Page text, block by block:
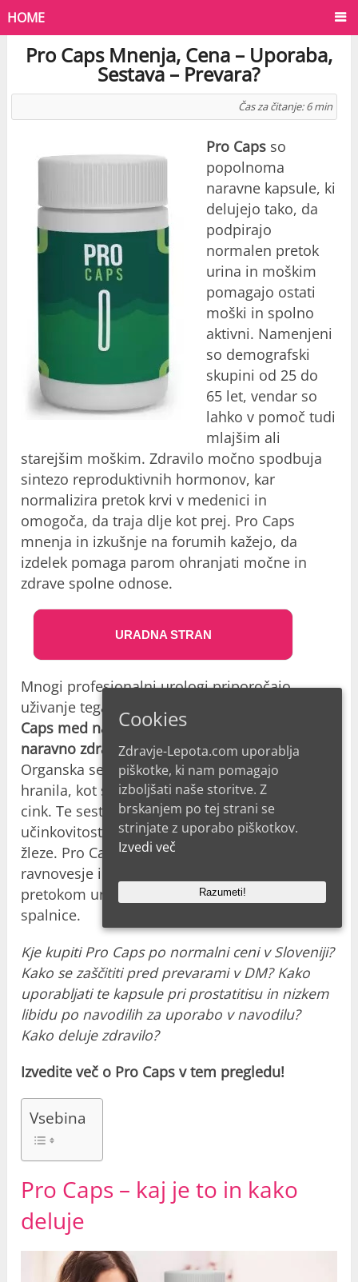
HOME
Pro Caps Mnenja, Cena – Uporaba,
Sestava – Prevara?
Čas za čitanje: 6 min
Pro Capsso
popolnoma
naravne kapsule, ki
delujejo tako, da
podpirajo
normalen pretok
urina in moškim
pomagajo ostati
moški in spolno
aktivni. Namenjeni
so demografski
skupini od 25 do
65 let, vendar so
lahko v pomoč tudi
mlajšim ali
starejšim moškim. Zdravilo močno spodbuja
sintezo reproduktivnih hormonov, kar
normalizira pretok krvi v medenici in
omogoča, da traja dlje kot prej. Pro Caps
mnenja in izkušnje na forumih kažejo, da
izdelek pomaga parom ohranjati močne in
zdrave spolne odnose.
URADNA STRAN
Mnogi profesionalni urologi priporočajo
uživanje tega izdelka, saj pravijo, da je
Caps med najboljšimi alternativami za
naravno zdravljenje povečane prostate.
Organska sestava je varna in vsebuje zdrava
hranila, kot so bučna semena, vitamin E in
cink. Te sestavine imajo skupno klinično
učinkovitost 95 % za zmanjšanje velikosti
žleze. Pro Caps stabilizira vaše hormonsko
ravnovesje in doseže boljši nadzor nad
pretokom urina ter dolgo življenjsko dobo
spalnice.
Kje kupiti Pro Caps po normalni ceni v Sloveniji?
Kako se zaščititi pred prevarami v DM? Kako
uporabljati te kapsule pri prostatitisu in nizkem
libidu po navodilih za uporabo v navodilu?
Kako deluje zdravilo?
Izvedite več o Pro Caps v tem pregledu!
Vsebina
Pro Caps – kaj je to in kako
deluje
Cookies
Zdravje-Lepota.com uporablja
piškotke, ki nam pomagajo
izboljšati naše storitve. Z
brskanjem po tej strani se
strinjate z uporabo piškotkov.
Izvedi več
Razumeti!